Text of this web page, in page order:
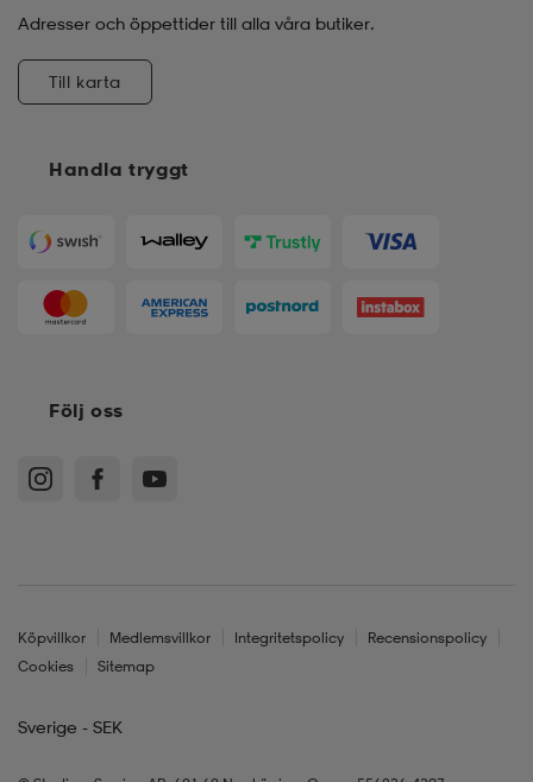
Handla tryggt
Adresser och öppettider till alla våra butiker.
Till karta
Följ oss
Köpvillkor Medlemsvillkor Integritetspolicy
Recensionspolicy
Cookies
Sitemap
Sverige - SEK